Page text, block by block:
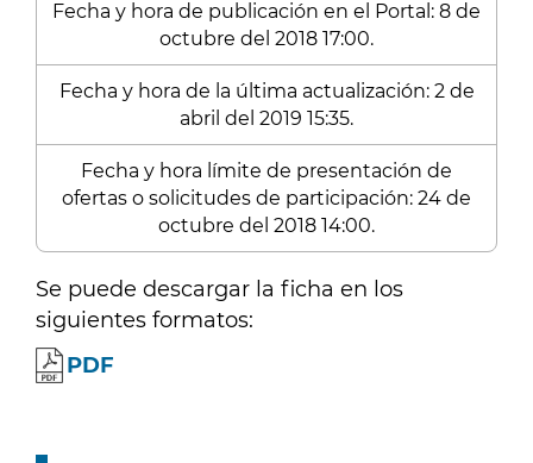
Fecha y hora de publicación en el Portal: 8 de
octubre del 2018 17:00.
Fecha y hora de la última actualización: 2 de
abril del 2019 15:35.
Fecha y hora límite de presentación de
ofertas o solicitudes de participación: 24 de
octubre del 2018 14:00.
Se puede descargar la ficha en los
siguientes formatos:
PDF